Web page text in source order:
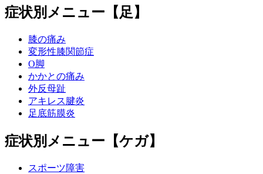
症状別メニュー【足】
膝の痛み
変形性膝関節症
O脚
かかとの痛み
外反母趾
アキレス腱炎
足底筋膜炎
症状別メニュー【ケガ】
スポーツ障害